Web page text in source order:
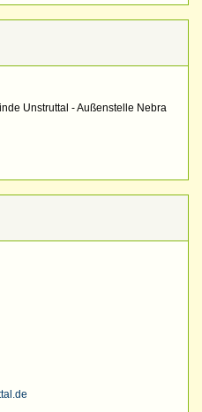
Unstruttal - Außenstelle Nebra